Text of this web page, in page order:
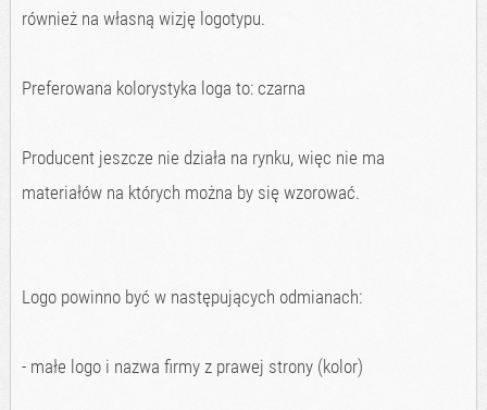
również na własną wizję logotypu.
Preferowana kolorystyka loga to: czarna
Producent jeszcze nie działa na rynku, więc nie ma
materiałów na których można by się wzorować.
Logo powinno być w następujących odmianach:
- małe logo i nazwa firmy z prawej strony (kolor)